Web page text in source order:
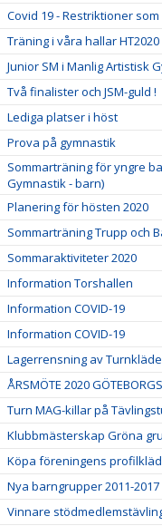
Covid 19 - Restriktioner
Träning i våra hallar HT2020
Junior SM i Manlig Artistisk
Två finalister och JSM-guld !
Lediga platser i höst
Prova på gymnastik
Sommarträning för yngre
Gymnastik - barn)
Planering för hösten 2020
Sommarträning Trupp och
Sommaraktiviteter 2020
Information Torshallen
Information COVID-19
Information COVID-19
Lagerrensning av
ÅRSMÖTE 2020
Turn MAG-killar på
Klubbmästerskap Gröna
Köpa föreningens
Nya barngrupper 2011-2017
Vinnare